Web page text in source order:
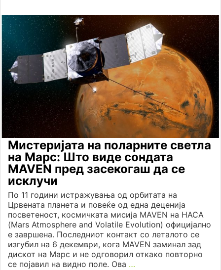
Мистеријата на поларните светла
на Марс: Што виде сондата
MAVEN пред засекогаш да се
исклучи
По 11 години истражувања од орбитата на
Црвената планета и повеќе од една деценија
посветеност, космичката мисија MAVEN на НАСА
(Mars Atmosphere and Volatile Evolution) официјално
е завршена. Последниот контакт со леталото се
изгубил на 6 декември, кога MAVEN заминал зад
дискот на Марс и не одговорил откако повторно
се појавил на видно поле. Ова …